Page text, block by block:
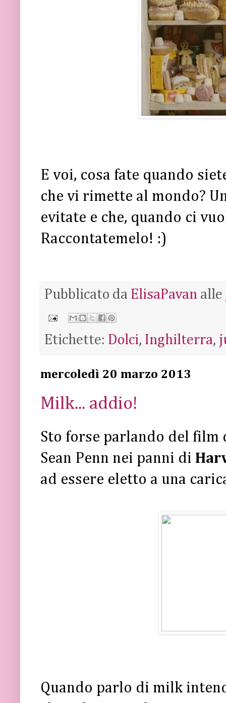
E voi, cosa fate quando
che vi rimette al mondo?
evitate e che, quando ci
Raccontatemelo! :)
Pubblicato da ElisaPavan alle
Etichette: Dolci, Inghilterra,
mercoledì 20 marzo 2013
Milk... addio!
Sto forse parlando del film
Sean Penn nei panni di
ad essere eletto a una
Quando parlo di milk